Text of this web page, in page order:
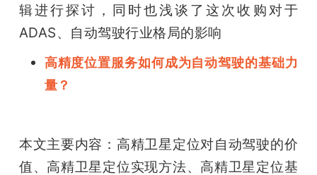
辑进行探讨，同时也浅谈了这次收购对于
ADAS、自动驾驶行业格局的影响
高精度位置服务如何成为自动驾驶的基础力
量？
本文主要内容：高精卫星定位对自动驾驶的价
值、高精卫星定位实现方法、高精卫星定位基